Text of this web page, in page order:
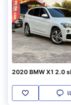
2020 BMW X1 2.0